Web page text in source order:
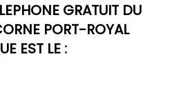
GRATUIT DU
PORT-ROYAL
EST LE :